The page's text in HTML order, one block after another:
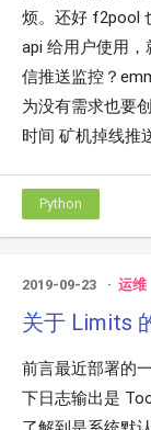
烦。还好 f2pool
api 给用户使用
信推送监控？
为没有需求也要
时间 矿机掉线推
Python
2019-09-23 运维
关于 Limits
前言最近部署的
下日志输出是